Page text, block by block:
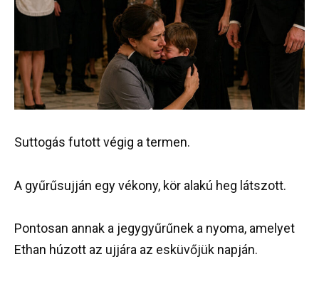
Suttogás futott végig a termen.
A gyűrűsujján egy vékony, kör alakú heg látszott.
Pontosan annak a jegygyűrűnek a nyoma, amelyet
Ethan húzott az ujjára az esküvőjük napján.